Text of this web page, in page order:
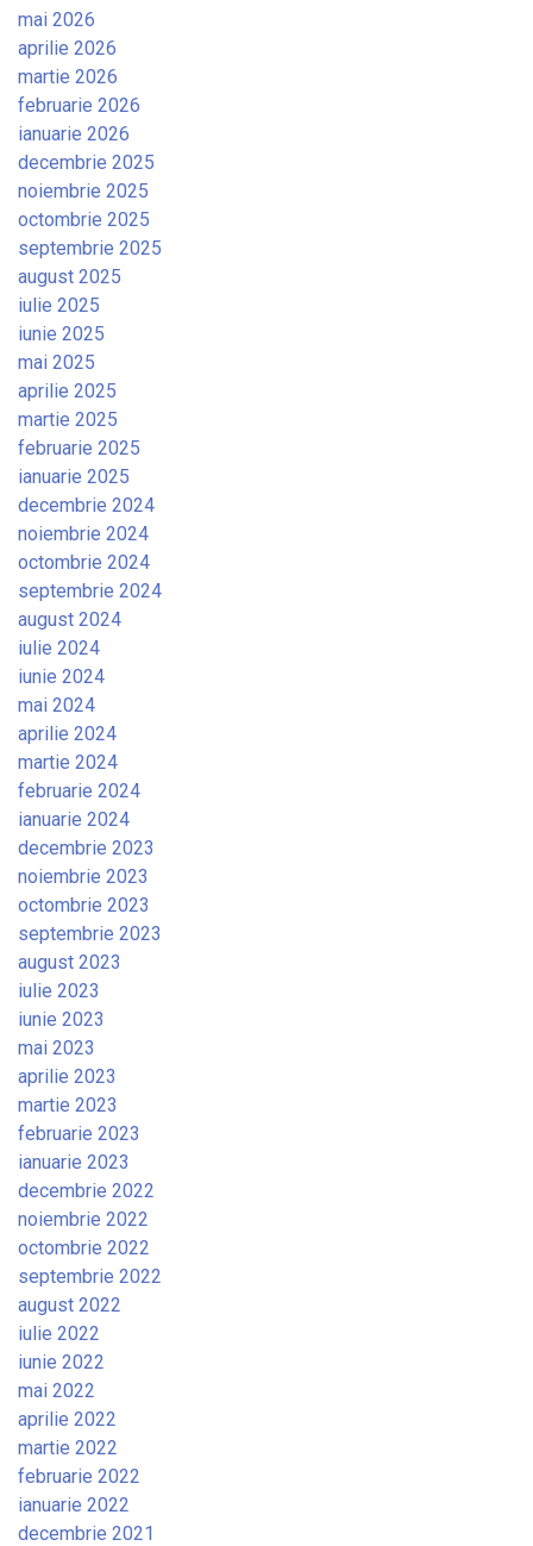
mai 2026
aprilie 2026
martie 2026
februarie 2026
ianuarie 2026
decembrie 2025
noiembrie 2025
octombrie 2025
septembrie 2025
august 2025
iulie 2025
iunie 2025
mai 2025
aprilie 2025
martie 2025
februarie 2025
ianuarie 2025
decembrie 2024
noiembrie 2024
octombrie 2024
septembrie 2024
august 2024
iulie 2024
iunie 2024
mai 2024
aprilie 2024
martie 2024
februarie 2024
ianuarie 2024
decembrie 2023
noiembrie 2023
octombrie 2023
septembrie 2023
august 2023
iulie 2023
iunie 2023
mai 2023
aprilie 2023
martie 2023
februarie 2023
ianuarie 2023
decembrie 2022
noiembrie 2022
octombrie 2022
septembrie 2022
august 2022
iulie 2022
iunie 2022
mai 2022
aprilie 2022
martie 2022
februarie 2022
ianuarie 2022
decembrie 2021